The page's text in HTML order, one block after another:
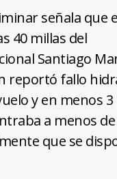
señala que
40 millas del
Santiago
reportó fallo
y en menos 3
a menos de
que se